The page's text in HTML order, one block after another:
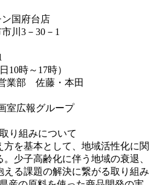
国府台店
川3－30－1
10時～17時）
業部 佐藤・本田
室広報グループ
り組みについて
を基本として、地域活性化に関
少子高齢化に伴う地域の衰退、
える課題の解決に繋がる取り組み